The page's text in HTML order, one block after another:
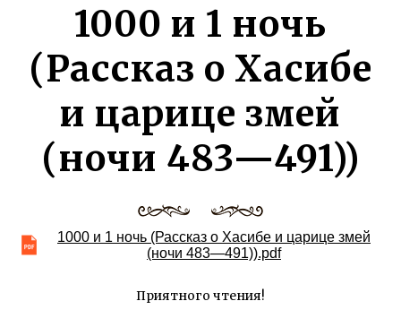
1000 и 1 ночь
(Рассказ о Хасибе
и царице змей
(ночи 483—491))
1000 и 1 ночь (Рассказ о Хасибе и царице змей
(ночи 483—491)).pdf
Приятного чтения!